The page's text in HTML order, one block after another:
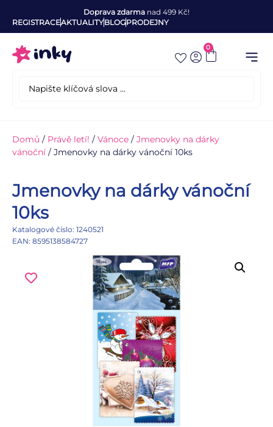
Doprava zdarma nad 499 Kč!
REGISTRACEAKTUALITYBLOGPRODEJNY
0
Domů / Právě letí! / Vánoce / Jmenovky na dárky
vánoční / Jmenovky na dárky vánoční 10ks
Jmenovky na dárky vánoční
10ks
Katalogové číslo: 1240521
EAN: 8595138584727